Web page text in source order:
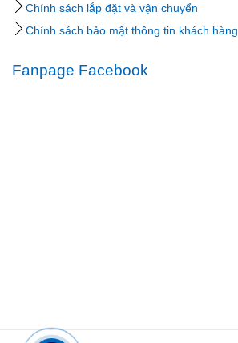
Chính sách lắp đặt và vận chuyển
Chính sách bảo mật thông tin khách hàng
Fanpage Facebook